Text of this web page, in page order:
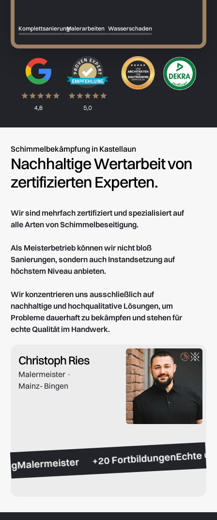
KomplettsanierungMalerarbeiten Wasserschaden
Schimmelbekämpfung in Kastellaun
Nachhaltige Wertarbeit von
zertifizierten Experten.
Wir sind mehrfach zertifiziert und spezialisiert auf
alle Arten von Schimmelbeseitigung.
Als Meisterbetrieb können wir nicht bloß
Sanierungen, sondern auch Instandsetzung auf
höchstem Niveau anbieten.
Wir konzentrieren uns ausschließlich auf
nachhaltige und hochqualitative Lösungen, um
Probleme dauerhaft zu bekämpfen und stehen für
echte Qualität im Handwerk.
Christoph Ries
Malermeister ·
Mainz- Bingen
Malermeister +20 FortbildungenEchte